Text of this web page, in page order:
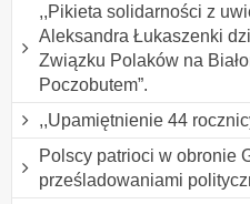
,,Pikieta solidarności z
Aleksandra Łukaszenki
Związku Polaków na
Poczobutem”.
,,Upamiętnienie 44
Polscy patrioci w obronie
prześladowaniami